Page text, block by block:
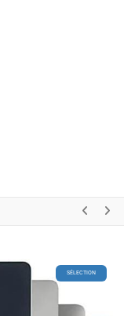
SÉLECTION